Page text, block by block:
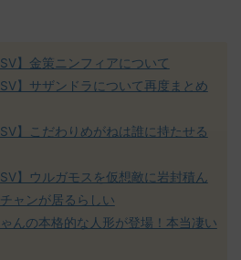
SV】金策ニンフィアについて
SV】サザンドラについて再度まとめ
SV】こだわりめがねは誰に持たせる
SV】ウルガモスを仮想敵に岩封積ん
ャンが居るらしい
んの本格的な人形が登場！本当凄い